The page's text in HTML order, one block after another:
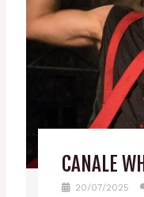
CANALE
20/07/2025